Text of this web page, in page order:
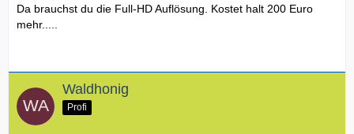
Da brauchst du die Full-HD Auflösung. Kostet halt 200 Euro
mehr.....
Waldhonig
Profi